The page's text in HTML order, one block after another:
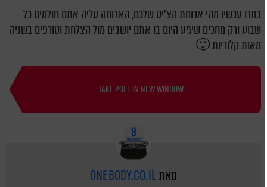
בחרו עכשיו מהי ארוחת הצ'יט שלכם, הארוחה עליה אתם חולמים כל
שבוע ורק מחכים שיגיע היום בו אתם יושבים מול הצלחת וטורפים בשניה
מאות קלוריות 🙂
TAKE POLL IN NEW WINDOW
מאתONEBODY.CO.IL